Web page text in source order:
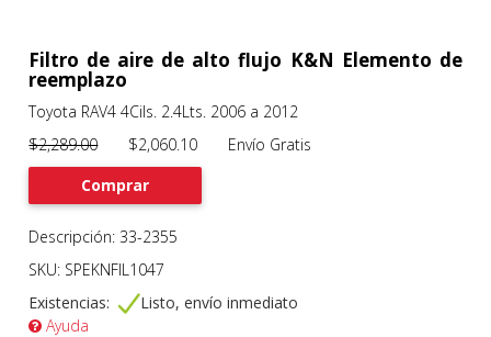
Previous
Filtro de aire de alto flujo K&N Elemento de
reemplazo
Toyota RAV4 4Cils. 2.4Lts. 2006 a 2012
$2,289.00$2,060.10 Envío Gratis
Comprar
Descripción: 33-2355
SKU: SPEKNFIL1047
Existencias:
Listo, envío inmediato
Ayuda